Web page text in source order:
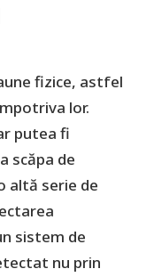
fizice, astfel
lor.
putea fi
scăpa de
altă serie de
sistem de
nu prin